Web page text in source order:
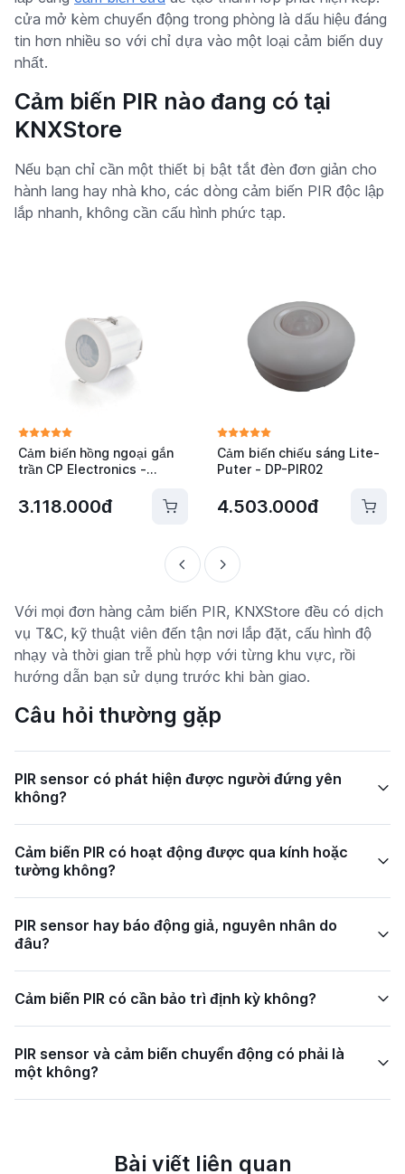
cửa mở kèm chuyển động trong phòng là dấu hiệu đáng
tin hơn nhiều so với chỉ dựa vào một loại cảm biến duy
nhất.
Cảm biến PIR nào đang có tại
KNXStore
Nếu bạn chỉ cần một thiết bị bật tắt đèn đơn giản cho
hành lang hay nhà kho, các dòng cảm biến PIR độc lập
lắp nhanh, không cần cấu hình phức tạp.
Cảm biến hồng ngoại gắn
trần CP Electronics -
3.118.000đ
Cảm biến chiếu sáng Lite-
Puter - DP-PIR02
4.503.000đ
Với mọi đơn hàng cảm biến PIR, KNXStore đều có dịch
vụ T&C, kỹ thuật viên đến tận nơi lắp đặt, cấu hình độ
nhạy và thời gian trễ phù hợp với từng khu vực, rồi
hướng dẫn bạn sử dụng trước khi bàn giao.
Câu hỏi thường gặp
PIR sensor có phát hiện được người đứng yên
không?
Cảm biến PIR có hoạt động được qua kính hoặc
tường không?
PIR sensor hay báo động giả, nguyên nhân do
đâu?
Cảm biến PIR có cần bảo trì định kỳ không?
PIR sensor và cảm biến chuyển động có phải là
một không?
Bài viết liên quan